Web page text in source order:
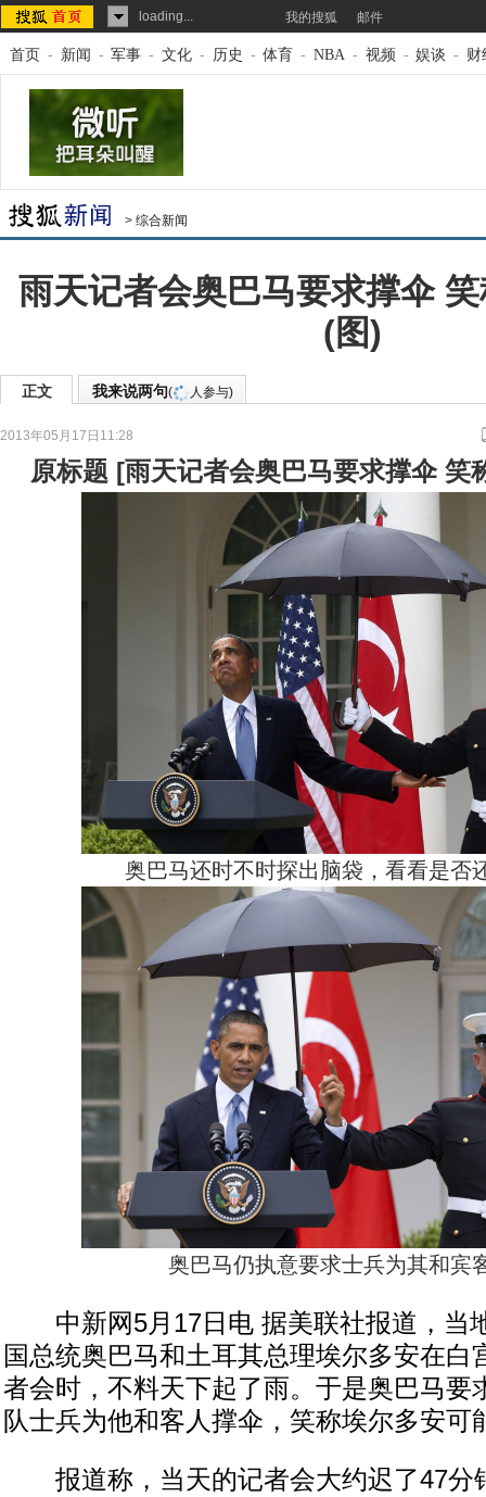
loading... 我的搜狐 邮件
首页 - 新闻 - 军事 - 文化 - 历史 - 体育 - NBA - 视频 - 娱谈 - 财
> 综合新闻
雨天记者会奥巴马要求撑伞
(图)
正文 我来说两句( 人参与)
2013年05月17日11:28
来源：环球网
原标题 [雨天记者会奥巴马要求撑伞 笑
奥巴马还时不时探出脑袋，看看是否
奥巴马仍执意要求士兵为其和宾
中新网5月17日电 据美联社报道，当
国总统奥巴马和土耳其总理埃尔多安在白
者会时，不料天下起了雨。于是奥巴马要
队士兵为他和客人撑伞，笑称埃尔多安可
报道称，当天的记者会大约迟了47分